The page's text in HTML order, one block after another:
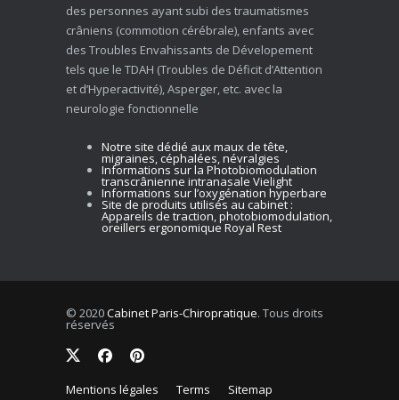
des personnes ayant subi des traumatismes
crâniens (commotion cérébrale), enfants avec
des Troubles Envahissants de Dévelopement
tels que le TDAH (Troubles de Déficit d’Attention
et d’Hyperactivité), Asperger, etc. avec la
neurologie fonctionnelle
Notre site dédié aux maux de tête,
migraines, céphalées, névralgies
Informations sur la Photobiomodulation
transcrânienne intranasale Vielight
Informations sur l’oxygénation hyperbare
Site de produits utilisés au cabinet :
Appareils de traction, photobiomodulation,
oreillers ergonomique Royal Rest
© 2020Cabinet Paris-Chiropratique. Tous droits
réservés
Mentions légales Terms Sitemap